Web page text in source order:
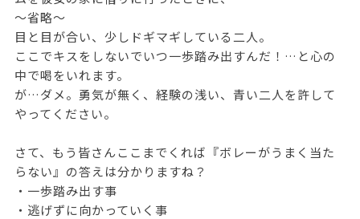
～省略～
目と目が合い、少しドギマギしている二人。
ここでキスをしないでいつ一歩踏み出すんだ！…と心の
中で喝をいれます。
が…ダメ。勇気が無く、経験の浅い、青い二人を許して
やってください。
さて、もう皆さんここまでくれば『ボレーがうまく当た
らない』の答えは分かりますね？
・一歩踏み出す事
・逃げずに向かっていく事